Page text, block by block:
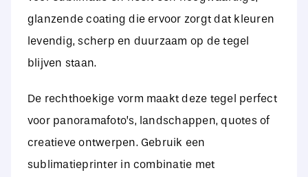
glanzende coating die ervoor zorgt dat kleuren
levendig, scherp en duurzaam op de tegel
blijven staan.
De rechthoekige vorm maakt deze tegel perfect
voor panoramafoto’s, landschappen, quotes of
creatieve ontwerpen. Gebruik een
sublimatieprinter in combinatie met